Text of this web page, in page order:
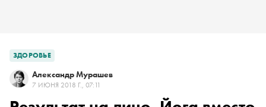
ЗДОРОВЬЕ
Александр Мурашев
7 ИЮНЯ 2018 Г., 07:11